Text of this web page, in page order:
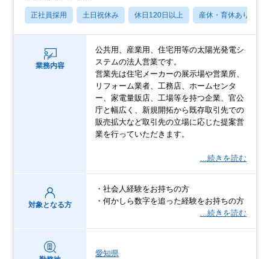
正社員採用 土日祝休み 休日120日以上 産休・育休あり
業務内容
公共用、産業用、住宅用等の太陽光発電シ
ステムの法人営業です。
営業先は住宅メーカーの展示場や営業所、
リフォーム業者、工務店、ホームセンタ
ー、家電量販店、工場等を持つ企業、官公
庁と幅広く、新規開拓から既存取引先での
販売拡大など取引先の立場に応じた提案営
業を行っていただきます。
…続きを読む
対象となる方
・社会人経験をお持ちの方
・何かしら数字を追った経験をお持ちの方
…続きを読む
愛知県